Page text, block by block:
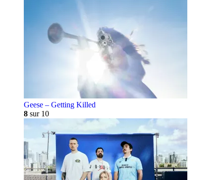
Geese – Getting Killed
8 sur 10